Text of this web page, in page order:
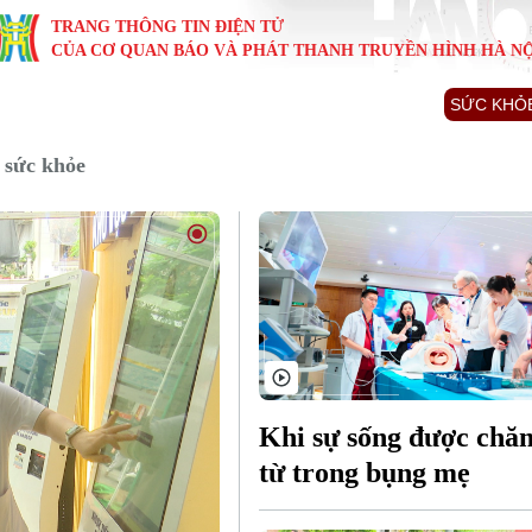
TRANG THÔNG TIN ĐIỆN TỬ
CỦA CƠ QUAN BÁO VÀ PHÁT THANH TRUYỀN HÌNH HÀ
4 phương
Tin tức
Cafe sáng
Tài chính Ngân hàng
Doanh nghiệp
Đầu tư
Căn hộ
Đất đai
Kinh nghiệm
Tàu
Xe máy
Thị trường
Đánh giá
Tuyển sinh
Hướng nghiệp
Làng nghề
Di tích
SỨC
Dinh
Tư vấn
khỏe
Khi sự sống được
từ trong bụng mẹ